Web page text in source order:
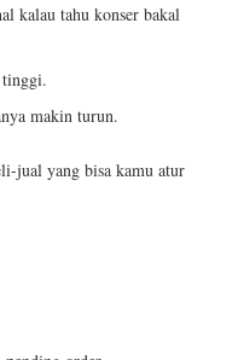
kalau tahu konser bakal
tinggi.
makin turun.
jual yang bisa kamu atur